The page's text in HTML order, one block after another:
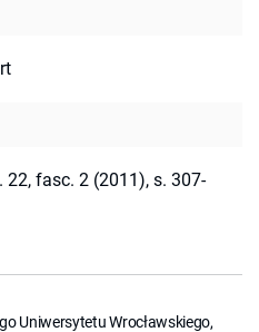
22, fasc. 2 (2011), s. 307-
Uniwersytetu Wrocławskiego,